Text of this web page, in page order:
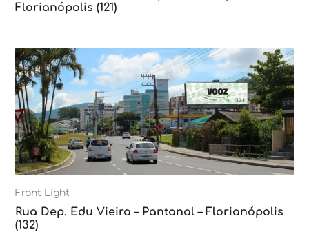
Florianópolis (121)
Front Light
Rua Dep. Edu Vieira – Pantanal – Florianópolis
(132)